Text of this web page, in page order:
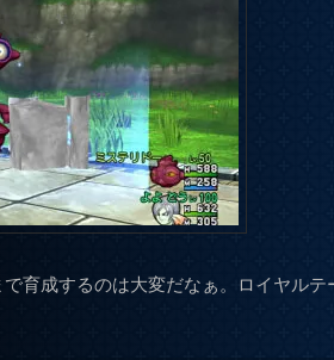
育成するのは大変だなぁ。ロイヤル